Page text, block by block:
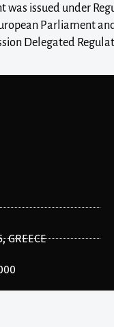
was issued under
Parliament
Delegated